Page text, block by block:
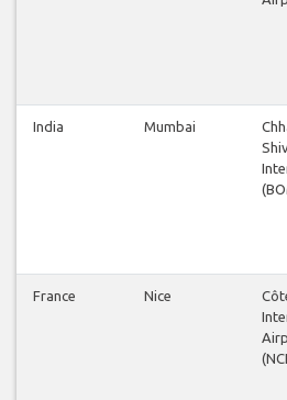
India Mumbai
France Nice